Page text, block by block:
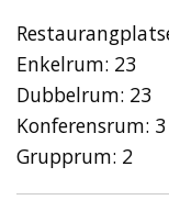
Enkelrum: 23
Dubbelrum: 23
Konferensrum: 3
Grupprum: 2